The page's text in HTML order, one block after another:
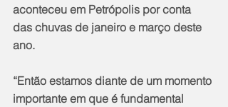
aconteceu em Petrópolis por conta
das chuvas de janeiro e março deste
ano.
“Então estamos diante de um momento
importante em que é fundamental